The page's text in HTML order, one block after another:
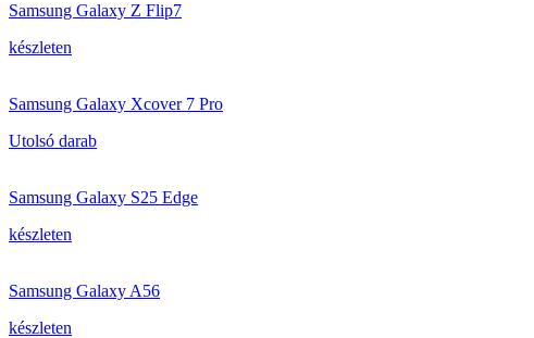
Samsung Galaxy Z Flip7
készleten
Samsung Galaxy Xcover 7 Pro
Utolsó darab
Samsung Galaxy S25 Edge
készleten
Samsung Galaxy A56
készleten